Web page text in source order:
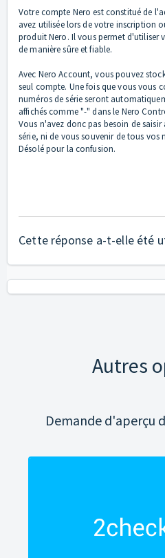
Votre compte Nero est constitué de
avez utilisée lors de votre inscription
produit Nero. Il vous permet d'utiliser
de manière sûre et fiable.
Avec Nero Account, vous pouvez
seul compte. Une fois que vous vous
numéros de série seront
affichés comme "-" dans le Nero
Vous n'avez donc pas besoin de
série, ni de vous souvenir de tous vos
Désolé pour la confusion.
Cette réponse a-t-elle été
Autres
Demande d'aperçu